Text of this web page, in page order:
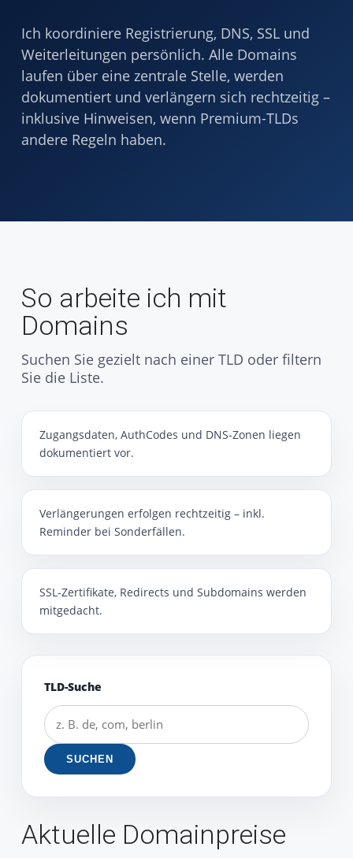
Ich koordiniere Registrierung, DNS, SSL und
Weiterleitungen persönlich. Alle Domains
laufen über eine zentrale Stelle, werden
dokumentiert und verlängern sich rechtzeitig –
inklusive Hinweisen, wenn Premium-TLDs
andere Regeln haben.
So arbeite ich mit
Domains
Suchen Sie gezielt nach einer TLD oder filtern
Sie die Liste.
Zugangsdaten, AuthCodes und DNS-Zonen liegen
dokumentiert vor.
Verlängerungen erfolgen rechtzeitig – inkl.
Reminder bei Sonderfällen.
SSL-Zertifikate, Redirects und Subdomains werden
mitgedacht.
TLD-Suche
SUCHEN
Aktuelle Domainpreise